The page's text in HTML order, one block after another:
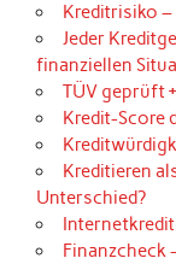
Kreditrisiko
Jeder
finanziellen
TÜV geprüft
Kredit-Score
Kreditieren
Unterschied?
Finanzcheck